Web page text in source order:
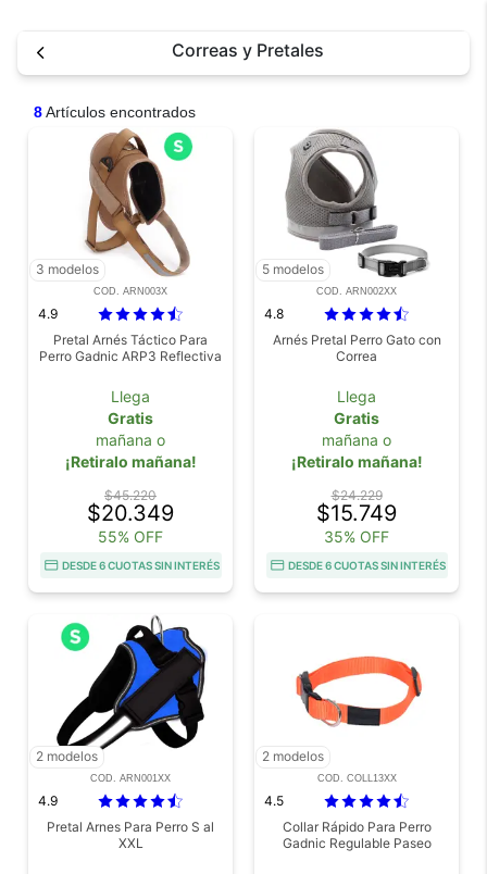
Correas y Pretales
8Artículos encontrados
3 modelos
COD. ARN003X
4.9
Pretal Arnés Táctico Para
Perro Gadnic ARP3 Reflectiva
Llega
Gratis
mañana o
¡Retiralo mañana!
$45.220
$20.349
55% OFF
DESDE 6 CUOTAS SIN INTERÉS
5 modelos
COD. ARN002XX
4.8
Arnés Pretal Perro Gato con
Correa
Llega
Gratis
mañana o
¡Retiralo mañana!
$24.229
$15.749
35% OFF
DESDE 6 CUOTAS SIN INTERÉS
2 modelos
COD. ARN001XX
4.9
Pretal Arnes Para Perro S al
XXL
2 modelos
COD. COLL13XX
4.5
Collar Rápido Para Perro
Gadnic Regulable Paseo